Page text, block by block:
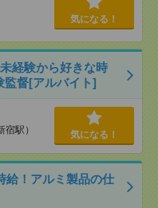
気になる！
経験から好きな時
督[アルバイト]
駅） 気になる！
給！アルミ製品の仕